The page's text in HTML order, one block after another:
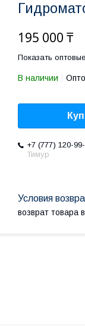
195 000 ₸
Показать
В наличии
+7 (777) 120-
Тимур
возврат товара